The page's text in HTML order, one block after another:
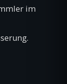
im